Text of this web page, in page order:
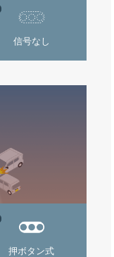
信号なし
押ボタン式